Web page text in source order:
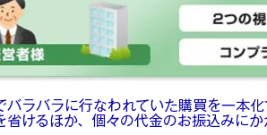
バラバラに行なわれていた購買を一本
省けるほか、個々の代金のお振込みに